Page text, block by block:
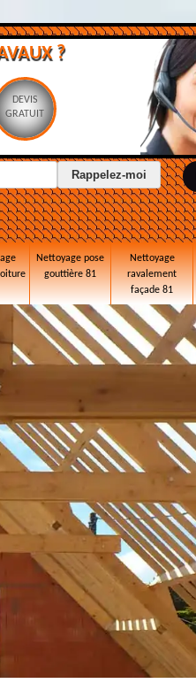
?
DEVIS
GRATUIT
Nettoyage pose
gouttière 81
Nettoyage
ravalement
façade 81